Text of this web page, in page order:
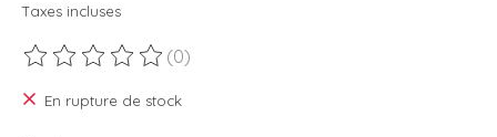
Taxes incluses
Ce produit est évalué à
(0)
En rupture de stock